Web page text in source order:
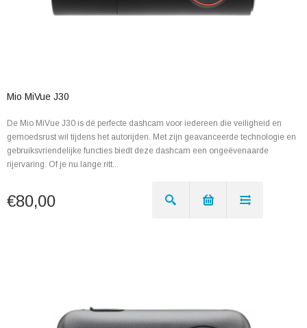
Mio MiVue J30
De Mio MiVue J30 is dé perfecte dashcam voor iedereen die veiligheid en
gemoedsrust wil tijdens het autorijden. Met zijn geavanceerde technologie en
gebruiksvriendelijke functies biedt deze dashcam een ongeëvenaarde
rijervaring. Of je nu lange ritt...
€80,00